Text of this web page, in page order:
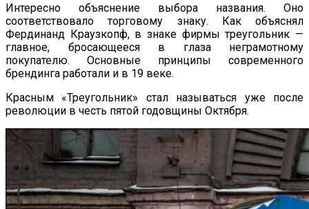
Интересно объяснение выбора названия. Оно
соответствовало торговому знаку. Как объяснял
Фердинанд Краузкопф, в знаке фирмы треугольник —
главное, бросающееся в глаза неграмотному
покупателю. Основные принципы современного
брендинга работали и в 19 веке.
Красным «Треугольник» стал называться уже после
революции в честь пятой годовщины Октября.